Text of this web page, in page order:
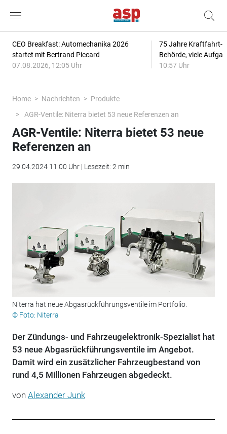
CEO Breakfast: Automechanika 2026
startet mit Bertrand Piccard
07.08.2026, 12:05 Uhr
75 Jahre Kraftfahrt-
Behörde, viele
10:57 Uhr
Home Nachrichten
Produkte
AGR-Ventile: Niterra bietet 53 neue Referenzen an
AGR-Ventile: Niterra bietet 53 neue
Referenzen an
29.04.2024 11:00 Uhr | Lesezeit: 2 min
Niterra hat neue Abgasrückführungsventile im Portfolio.
© Foto: Niterra
Der Zündungs- und Fahrzeugelektronik-Spezialist hat
53 neue Abgasrückführungsventile im Angebot.
Damit wird ein zusätzlicher Fahrzeugbestand von
rund 4,5 Millionen Fahrzeugen abgedeckt.
von Alexander Junk